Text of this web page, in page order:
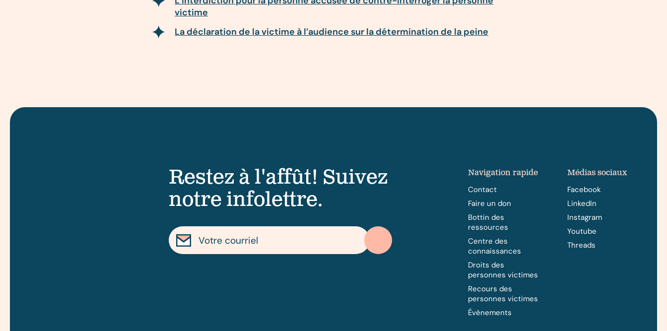
victime
La déclaration de la victime à l’audience sur la détermination de la peine
Restez à l'affût! Suivez
notre infolettre.
Navigation rapide
Contact
Faire un don
Bottin des
ressources
Centre des
connaissances
Droits des
personnes victimes
Recours des
personnes victimes
Évènements
Médias sociaux
Facebook
LinkedIn
Instagram
Youtube
Threads